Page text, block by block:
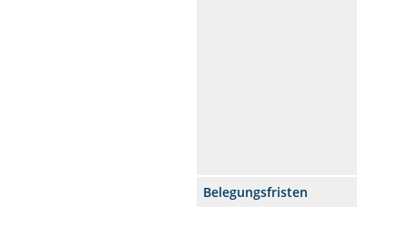
Belegungsfristen